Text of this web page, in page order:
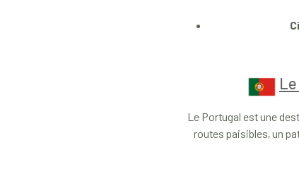
Le Portugal est une
routes paisibles, un